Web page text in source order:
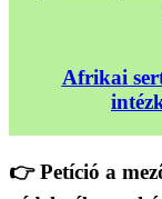
Afrikai
👉 Petíció a